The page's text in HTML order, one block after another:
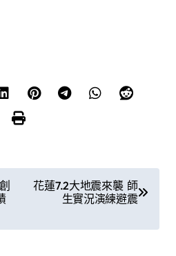
花蓮7.2大地震來襲 師
生實況演練避震